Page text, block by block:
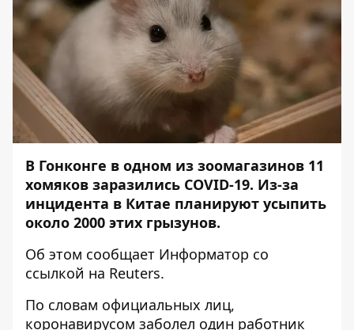
В Гонконге в одном из зоомагазинов 11
хомяков заразились COVID-19. Из-за
инцидента в Китае планируют усыпить
около 2000 этих грызунов.
Об этом сообщает Информатор со
ссылкой на Reuters.
По словам официальных лиц,
коронавирусом заболел один работник